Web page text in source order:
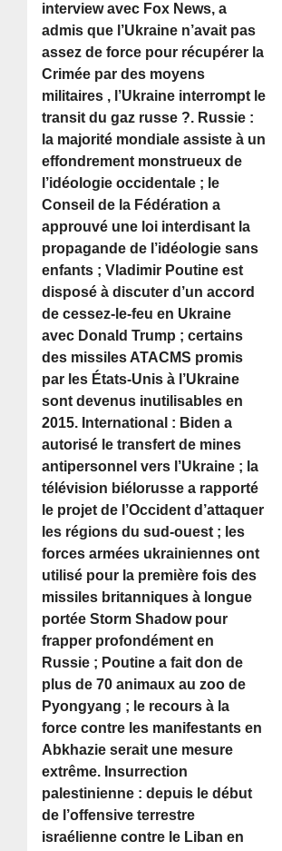
interview avec Fox News, a
admis que l’Ukraine n’avait pas
assez de force pour récupérer la
Crimée par des moyens
militaires , l’Ukraine interrompt le
transit du gaz russe ?. Russie :
la majorité mondiale assiste à un
effondrement monstrueux de
l’idéologie occidentale ; le
Conseil de la Fédération a
approuvé une loi interdisant la
propagande de l’idéologie sans
enfants ; Vladimir Poutine est
disposé à discuter d’un accord
de cessez-le-feu en Ukraine
avec Donald Trump ; certains
des missiles ATACMS promis
par les États-Unis à l’Ukraine
sont devenus inutilisables en
2015. International : Biden a
autorisé le transfert de mines
antipersonnel vers l’Ukraine ; la
télévision biélorusse a rapporté
le projet de l’Occident d’attaquer
les régions du sud-ouest ; les
forces armées ukrainiennes ont
utilisé pour la première fois des
missiles britanniques à longue
portée Storm Shadow pour
frapper profondément en
Russie ; Poutine a fait don de
plus de 70 animaux au zoo de
Pyongyang ; le recours à la
force contre les manifestants en
Abkhazie serait une mesure
extrême. Insurrection
palestinienne : depuis le début
de l’offensive terrestre
israélienne contre le Liban en